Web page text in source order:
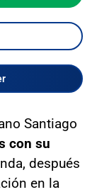
Santiago
con su
después
en la